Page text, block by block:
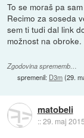
To se moraš pa
Recimo za soseda
sem ti tudi dal link
možnost na obroke.
Zgodovina sprememb…
spremenil: D3m(29.
matobeli
::29. maj